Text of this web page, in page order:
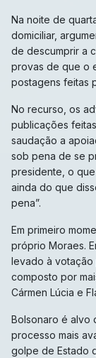
Na noite de
domiciliar,
de descumprir a
provas de que o
postagens feitas
No recurso, os
publicações
saudação a
sob pena de se
presidente, o
ainda do que
pena”.
Em primeiro
próprio Moraes.
levado à votação
composto por
Cármen Lúcia e
Bolsonaro é alvo
processo mais
golpe de Estado